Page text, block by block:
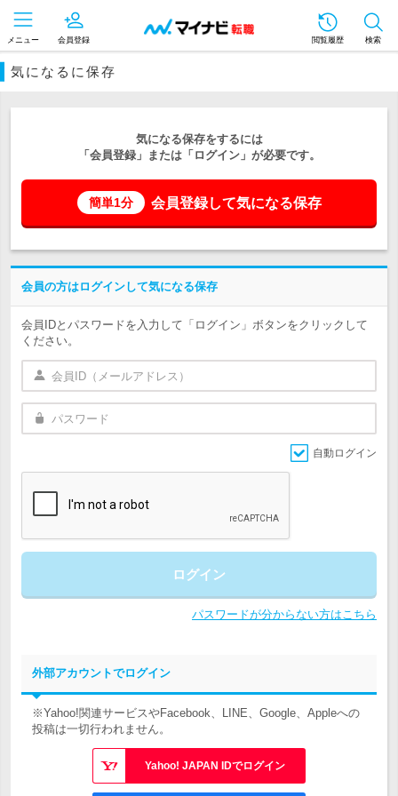
メニュー 会員登録 閲覧履歴 検索
気になるに保存
気になる保存をするには
「会員登録」または「ログイン」が必要です。
簡単1分 会員登録して気になる保存
会員の方はログインして気になる保存
会員IDとパスワードを入力して「ログイン」ボタンをクリックして
ください。
自動ログイン
ログイン
パスワードが分からない方はこちら
外部アカウントでログイン
※Yahoo!関連サービスやFacebook、LINE、Google、Appleへの
投稿は一切行われません。
Yahoo! JAPAN IDでログイン